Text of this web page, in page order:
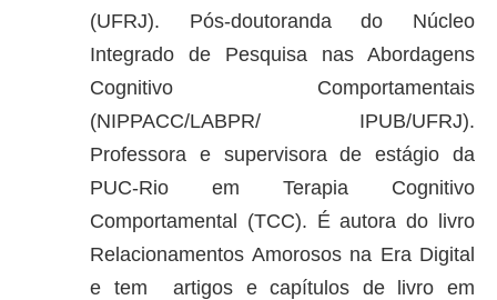
(UFRJ). Pós-doutoranda do Núcleo
Integrado de Pesquisa nas Abordagens
Cognitivo Comportamentais
(NIPPACC/LABPR/ IPUB/UFRJ).
Professora e supervisora de estágio da
PUC-Rio em Terapia Cognitivo
Comportamental (TCC). É autora do livro
Relacionamentos Amorosos na Era Digital
e tem artigos e capítulos de livro em